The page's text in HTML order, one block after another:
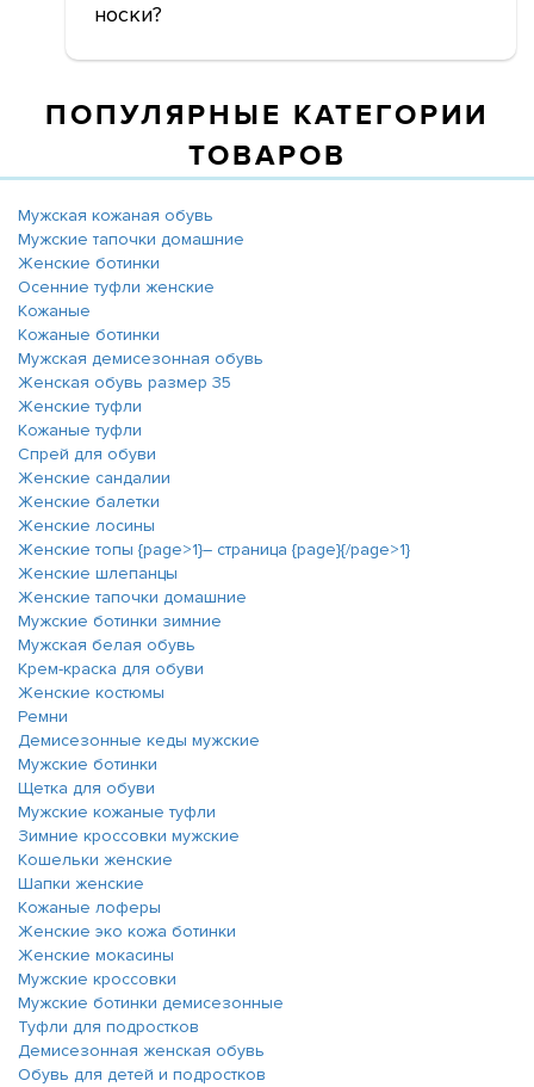
носки?
ПОПУЛЯРНЫЕ КАТЕГОРИИ
ТОВАРОВ
Мужская кожаная обувь
Мужские тапочки домашние
Женские ботинки
Осенние туфли женские
Кожаные
Кожаные ботинки
Мужская демисезонная обувь
Женская обувь размер 35
Женские туфли
Кожаные туфли
Спрей для обуви
Женские сандалии
Женские балетки
Женские лосины
Женские топы {page>1}― страница {page}{/page>1}
Женские шлепанцы
Женские тапочки домашние
Мужские ботинки зимние
Мужская белая обувь
Крем-краска для обуви
Женские костюмы
Ремни
Демисезонные кеды мужские
Мужские ботинки
Щетка для обуви
Мужские кожаные туфли
Зимние кроссовки мужские
Кошельки женские
Шапки женские
Кожаные лоферы
Женские эко кожа ботинки
Женские мокасины
Мужские кроссовки
Мужские ботинки демисезонные
Туфли для подростков
Демисезонная женская обувь
Обувь для детей и подростков